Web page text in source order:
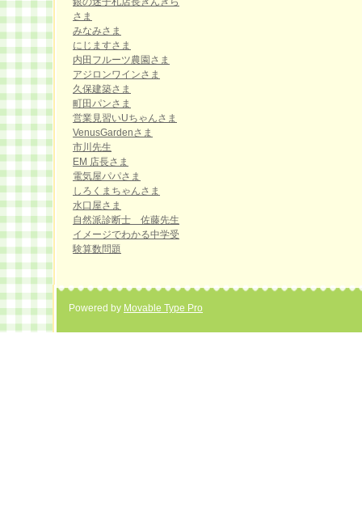
さま
みなみさま
にじますさま
内田フルーツ農園さま
アジロンワインさま
久保建築さま
町田パンさま
営業見習いUちゃんさま
VenusGardenさま
市川先生
EM 店長さま
電気屋パパさま
しろくまちゃんさま
水口屋さま
自然派診断士 佐藤先生
イメージでわかる中学受
験算数問題
Powered by Movable Type Pro